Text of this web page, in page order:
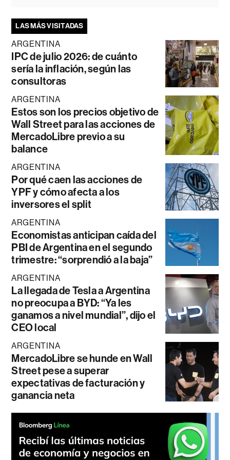
LAS MÁS VISITADAS
ARGENTINA
IPC de julio 2026: de cuánto
sería la inflación, según las
consultoras
ARGENTINA
Estos son los precios objetivo de
Wall Street para las acciones de
MercadoLibre previo a su
balance
ARGENTINA
Por qué caen las acciones de
YPF y cómo afecta a los
inversores el split
ARGENTINA
Economistas anticipan caída del
PBI de Argentina en el segundo
trimestre: “sorprendió a la baja”
ARGENTINA
La llegada de Tesla a Argentina
no preocupa a BYD: “Ya les
ganamos a nivel mundial”, dijo el
CEO local
ARGENTINA
MercadoLibre se hunde en Wall
Street pese a superar
expectativas de facturación y
ganancia neta